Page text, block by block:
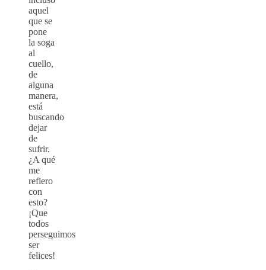
aquel
que se
pone
la soga
al
cuello,
de
alguna
manera,
está
buscando
dejar
de
sufrir.
¿A qué
me
refiero
con
esto?
¡Que
todos
perseguimos
ser
felices!